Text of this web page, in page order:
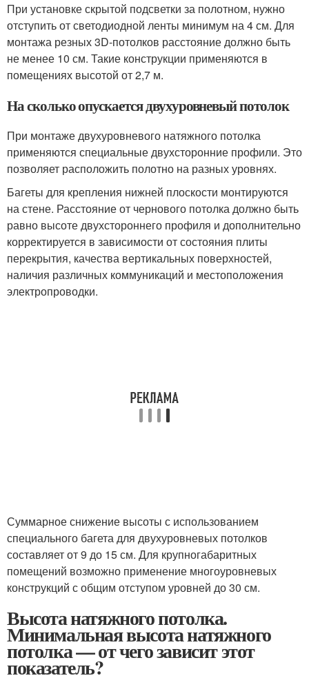
При установке скрытой подсветки за полотном, нужно
отступить от светодиодной ленты минимум на 4 см. Для
монтажа резных 3D-потолков расстояние должно быть
не менее 10 см. Такие конструкции применяются в
помещениях высотой от 2,7 м.
На сколько опускается двухуровневый потолок
При монтаже двухуровневого натяжного потолка
применяются специальные двухсторонние профили. Это
позволяет расположить полотно на разных уровнях.
Багеты для крепления нижней плоскости монтируются
на стене. Расстояние от чернового потолка должно быть
равно высоте двухстороннего профиля и дополнительно
корректируется в зависимости от состояния плиты
перекрытия, качества вертикальных поверхностей,
наличия различных коммуникаций и местоположения
электропроводки.
Суммарное снижение высоты с использованием
специального багета для двухуровневых потолков
составляет от 9 до 15 см. Для крупногабаритных
помещений возможно применение многоуровневых
конструкций с общим отступом уровней до 30 см.
Высота натяжного потолка.
Минимальная высота натяжного
потолка — от чего зависит этот
показатель?